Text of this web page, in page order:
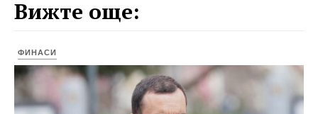
Вижте още:
ФИНАСИ